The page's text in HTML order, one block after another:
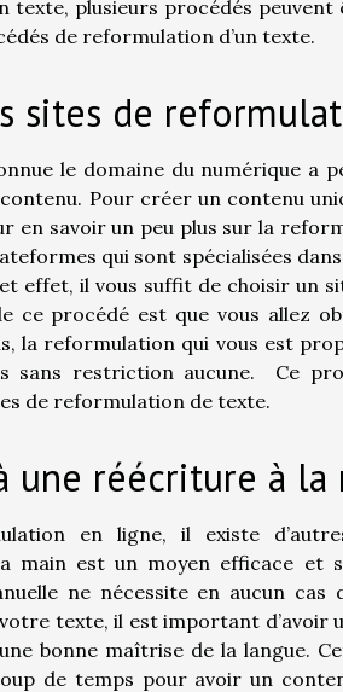
texte, plusieurs procédés
de reformulation d’un texte.
sites de
le domaine du numérique a
Pour créer un contenu
en savoir un peu plus sur la
qui sont spécialisées
effet, il vous suffit de choisir un
ce procédé est que vous allez
la reformulation qui vous est
sans restriction aucune. Ce
de reformulation de texte.
une réécriture à la
en ligne, il existe
main est un moyen efficace et
ne nécessite en aucun
texte, il est important d’avoir
bonne maîtrise de la langue.
de temps pour avoir un